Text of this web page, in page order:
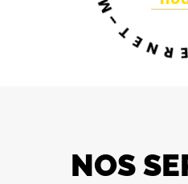
N
T
E
R
N
E
T
NOS